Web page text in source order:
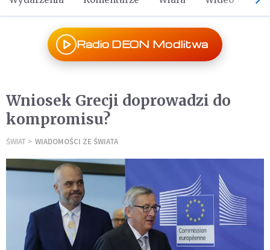
Radio DEON Modlitwa
Wniosek Grecji doprowadzi do
kompromisu?
ŚWIAT WIADOMOŚCI ZE ŚWIATA